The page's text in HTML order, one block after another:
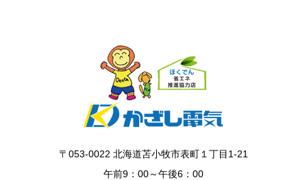
〒053-0022 北海道苫小牧市表町１丁目1-21
午前9：00～午後6：00